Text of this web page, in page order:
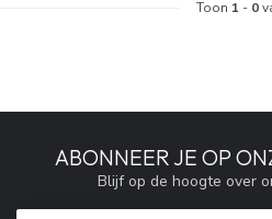
Toon 1 - 0
ABONNEER JE OP
Blijf op de hoogte over